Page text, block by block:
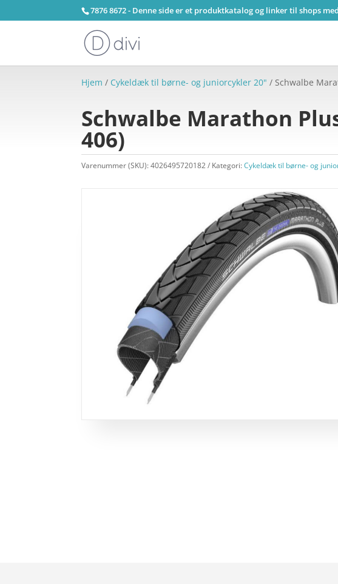
7876 8672 - Denne side er et produktkatalog og linker til shops
Hjem / Cykeldæk til børne- og juniorcykler 20" / Schwalbe
Schwalbe Marathon
406)
Varenummer (SKU):4026495720182 Kategori:Cykeldæk til børne- og